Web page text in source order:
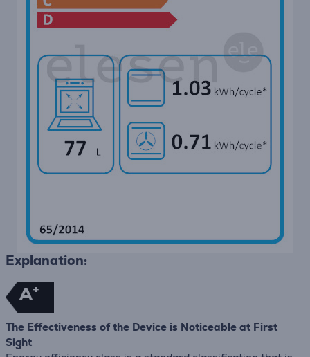
Explanation:
A+
The Effectiveness of the Device is Noticeable at First
Sight